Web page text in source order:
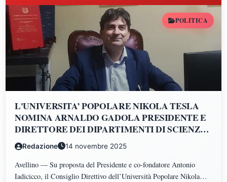
POLITICA
L'UNIVERSITA’ POPOLARE NIKOLA TESLA
NOMINA ARNALDO GADOLA PRESIDENTE E
DIRETTORE DEI DIPARTIMENTI DI SCIENZE
GIURIDICHE, ECONOMICHE, SCIENZE
POLITICHE, PSICOLOGIA, SCIENZE UMANE,
FILOSOFIA E PEDAGOGIA
Redazione 14 novembre 2025
Avellino — Su proposta del Presidente e co-fondatore Antonio
Iadicicco, il Consiglio Direttivo dell’Università Popolare Nikola